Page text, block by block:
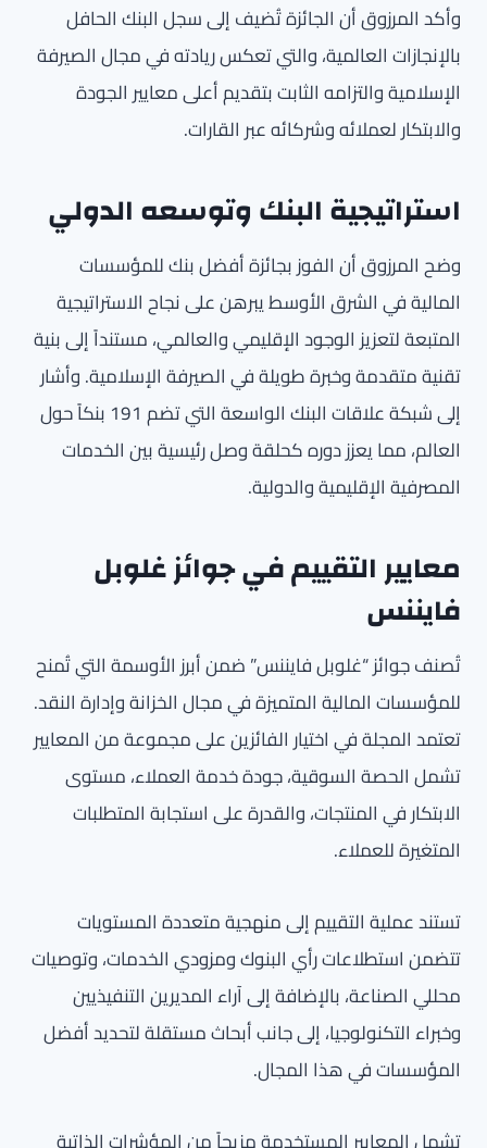
وأكد المرزوق أن الجائزة تُضيف إلى سجل البنك الحافل
بالإنجازات العالمية، والتي تعكس ريادته في مجال الصيرفة
الإسلامية والتزامه الثابت بتقديم أعلى معايير الجودة
والابتكار لعملائه وشركائه عبر القارات.
استراتيجية البنك وتوسعه الدولي
وضح المرزوق أن الفوز بجائزة أفضل بنك للمؤسسات
المالية في الشرق الأوسط يبرهن على نجاح الاستراتيجية
المتبعة لتعزيز الوجود الإقليمي والعالمي، مستنداً إلى بنية
تقنية متقدمة وخبرة طويلة في الصيرفة الإسلامية. وأشار
إلى شبكة علاقات البنك الواسعة التي تضم 191 بنكاً حول
العالم، مما يعزز دوره كحلقة وصل رئيسية بين الخدمات
المصرفية الإقليمية والدولية.
معايير التقييم في جوائز غلوبل
فايننس
تُصنف جوائز “غلوبل فايننس” ضمن أبرز الأوسمة التي تُمنح
للمؤسسات المالية المتميزة في مجال الخزانة وإدارة النقد.
تعتمد المجلة في اختيار الفائزين على مجموعة من المعايير
تشمل الحصة السوقية، جودة خدمة العملاء، مستوى
الابتكار في المنتجات، والقدرة على استجابة المتطلبات
المتغيرة للعملاء.
تستند عملية التقييم إلى منهجية متعددة المستويات
تتضمن استطلاعات رأي البنوك ومزودي الخدمات، وتوصيات
محللي الصناعة، بالإضافة إلى آراء المديرين التنفيذيين
وخبراء التكنولوجيا، إلى جانب أبحاث مستقلة لتحديد أفضل
المؤسسات في هذا المجال.